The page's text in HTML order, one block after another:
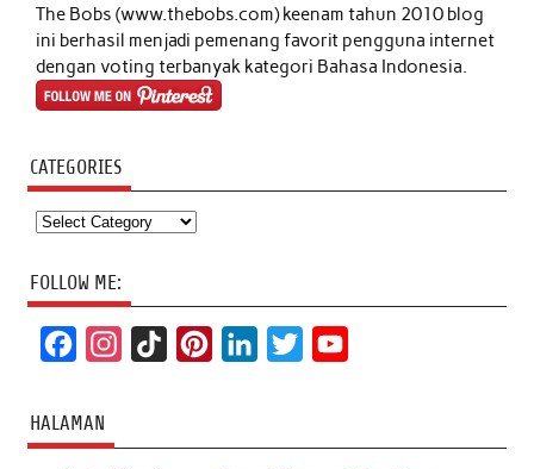
The Bobs (www.thebobs.com) keenam tahun 2010 blog
ini berhasil menjadi pemenang favorit pengguna internet
dengan voting terbanyak kategori Bahasa Indonesia.
CATEGORIES
Categories
FOLLOW ME:
c
e
t
T
t
k
t
T
HALAMAN